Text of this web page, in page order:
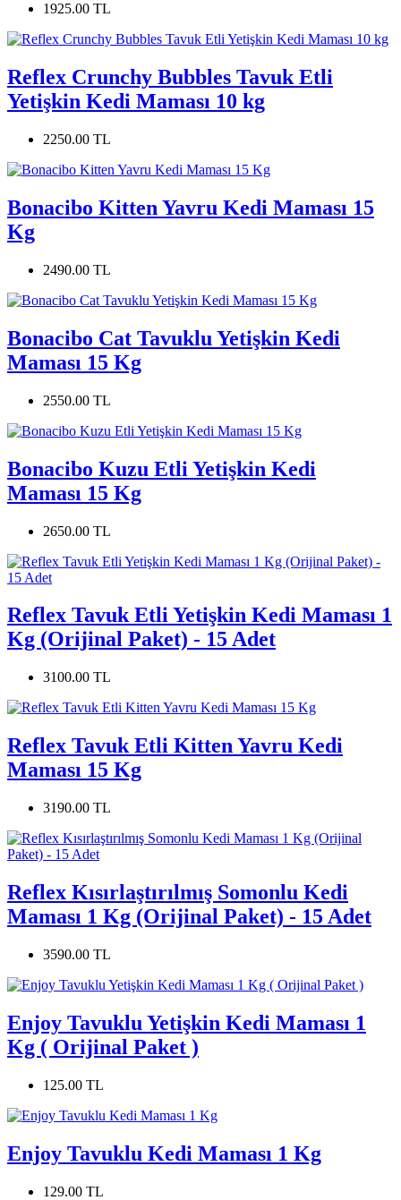
1925.00 TL
Reflex Crunchy Bubbles Tavuk Etli
Yetişkin Kedi Maması 10 kg
2250.00 TL
Bonacibo Kitten Yavru Kedi Maması 15
Kg
2490.00 TL
Bonacibo Cat Tavuklu Yetişkin Kedi
Maması 15 Kg
2550.00 TL
Bonacibo Kuzu Etli Yetişkin Kedi
Maması 15 Kg
2650.00 TL
Reflex Tavuk Etli Yetişkin Kedi Maması 1
Kg (Orijinal Paket) - 15 Adet
3100.00 TL
Reflex Tavuk Etli Kitten Yavru Kedi
Maması 15 Kg
3190.00 TL
Reflex Kısırlaştırılmış Somonlu Kedi
Maması 1 Kg (Orijinal Paket) - 15 Adet
3590.00 TL
Enjoy Tavuklu Yetişkin Kedi Maması 1
Kg ( Orijinal Paket )
125.00 TL
Enjoy Tavuklu Kedi Maması 1 Kg
129.00 TL